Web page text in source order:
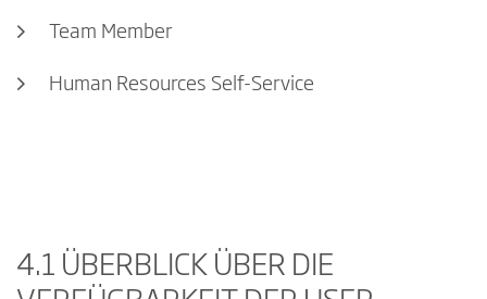
Team Member
Human Resources Self-Service
4.1 ÜBERBLICK ÜBER DIE